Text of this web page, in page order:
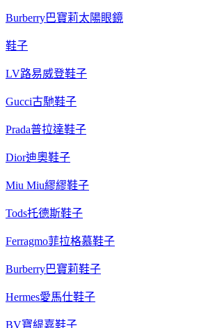
Burberry巴寶莉太陽眼鏡
鞋子
LV路易威登鞋子
Gucci古馳鞋子
Prada普拉達鞋子
Dior迪奧鞋子
Miu Miu繆繆鞋子
Tods托德斯鞋子
Ferragmo菲拉格慕鞋子
Burberry巴寶莉鞋子
Hermes愛馬仕鞋子
BV寶緹嘉鞋子